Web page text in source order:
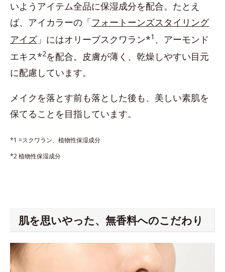
いようアイテム全品に保湿成分を配合。たとえ
ば、アイカラーの「フォートーンズスタイリング
アイズ 」にはオリーブスクワラン*1 、アーモンド
エキス*2を配合。皮膚が薄く、乾燥しやすい目元
に配慮しています。
メイクを落とす前も落とした後も、美しい素肌を
保てることを目指しています。
*1 =スクワラン、植物性保湿成分
*2 植物性保湿成分
肌を思いやった、無香料へのこだわり